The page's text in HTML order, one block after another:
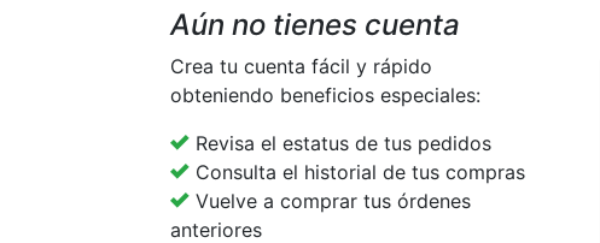
Aún no tienes cuenta
Crea tu cuenta fácil y rápido
obteniendo beneficios especiales:
Revisa el estatus de tus pedidos
Consulta el historial de tus compras
Vuelve a comprar tus órdenes
anteriores